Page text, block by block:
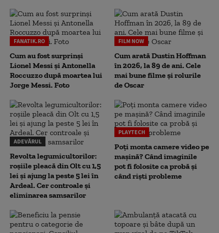
FANATIK.RO
Cum au fost surprinși
Lionel Messi și Antonella
Roccuzzo după moartea lui
Jorge Messi. Foto
FILM NOW
Cum arată Dustin Hoffman
în 2026, la 89 de ani. Cele
mai bune filme și rolurile
de Oscar
ADEVĂRUL
Revolta legumicultorilor:
roșiile pleacă din Olt cu 1,5
lei și ajung la peste 5 lei în
Ardeal. Cer controale și
eliminarea samsarilor
PLAYTECH
Poți monta camere video pe
mașină? Când imaginile
pot fi folosite ca probă și
când riști probleme